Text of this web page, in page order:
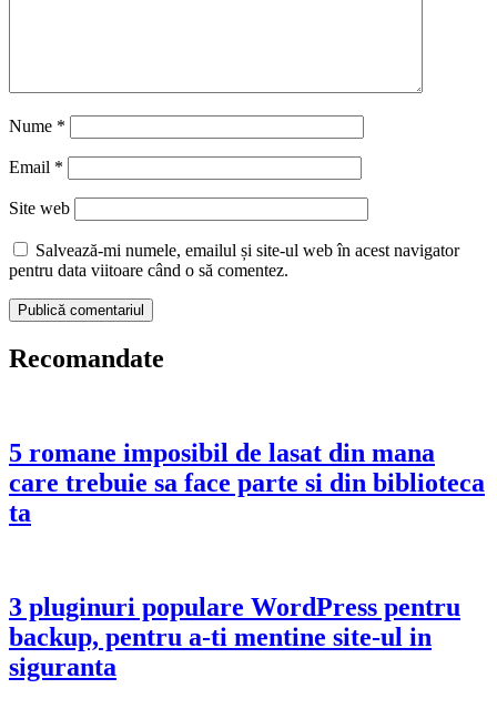
Nume *
Email *
Site web
Salvează-mi numele, emailul și site-ul web în acest navigator
pentru data viitoare când o să comentez.
Recomandate
5 romane imposibil de lasat din mana
care trebuie sa face parte si din biblioteca
ta
3 pluginuri populare WordPress pentru
backup, pentru a-ti mentine site-ul in
siguranta